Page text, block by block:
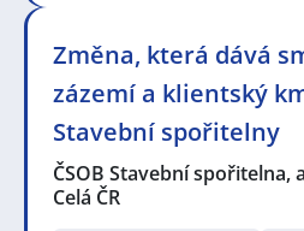
Změna, která dává
zázemí a klientský
Stavební spořitelny
ČSOB Stavební spořitelna,
Celá ČR